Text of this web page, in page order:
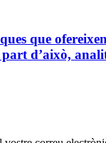
que
d’això,